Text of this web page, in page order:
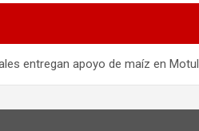
entregan apoyo de maíz en Motul